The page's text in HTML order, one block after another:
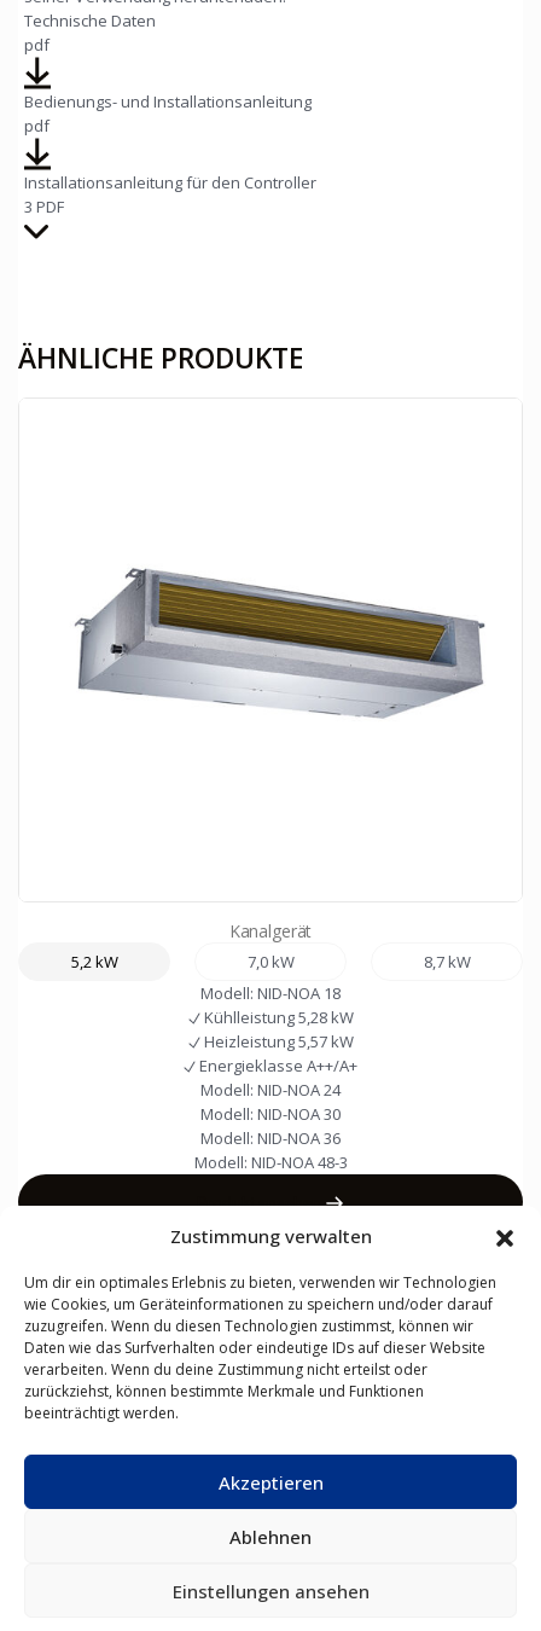
Zustimmung verwalten
Um dir ein optimales Erlebnis zu bieten, verwenden wir Technologien
wie Cookies, um Geräteinformationen zu speichern und/oder darauf
zuzugreifen. Wenn du diesen Technologien zustimmst, können wir
Daten wie das Surfverhalten oder eindeutige IDs auf dieser Website
verarbeiten. Wenn du deine Zustimmung nicht erteilst oder
zurückziehst, können bestimmte Merkmale und Funktionen
beeinträchtigt werden.
Akzeptieren
Ablehnen
Einstellungen ansehen
Technische Daten
pdf
Bedienungs- und Installationsanleitung
pdf
Installationsanleitung für den Controller
3 PDF
ÄHNLICHE PRODUKTE
Kanalgerät
5,2 kW 7,0 kW
8,7 kW
Modell: NID-NOA 18
Kühlleistung5,28 kW
Heizleistung5,57 kW
Energieklasse A++/A+
Modell: NID-NOA 24
Modell: NID-NOA 30
Modell: NID-NOA 36
Modell: NID-NOA 48-3
Produkt ansehen
Neuigkeiten
KLIMAANLAGEN
LUFT-
FAN-
VRF- NÜTZLICHE LINKS